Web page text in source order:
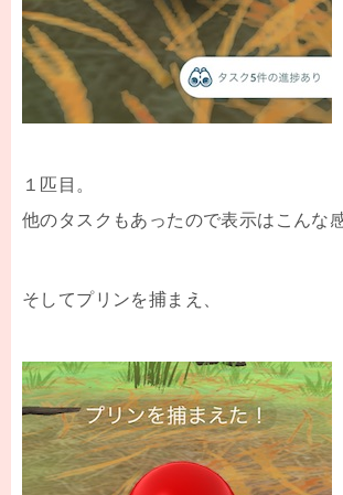
１匹目。
他のタスクもあったので表示はこんな感
そしてプリンを捕まえ、